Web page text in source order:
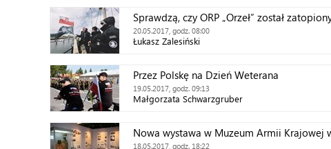
Sprawdzą, czy ORP „Orzeł” został
20.05.2017, godz. 08:00
Łukasz Zalesiński
Przez Polskę na Dzień Weterana
19.05.2017, godz. 09:13
Małgorzata Schwarzgruber
Nowa wystawa w Muzeum Armii Krajowej
18.05.2017, godz. 18:22